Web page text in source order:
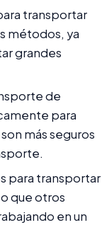
transportar
métodos, ya
grandes
de
para
más seguros
para transportar
que otros
en un